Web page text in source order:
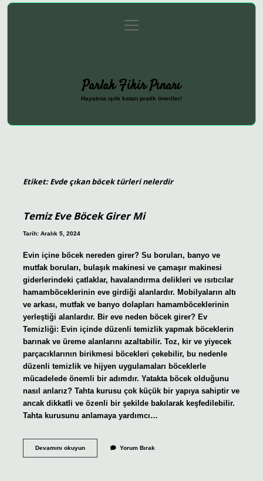
Gizlilik Politikası
menüyü
aç
Parlak Fikir Pınarı
Hayatına ışıltı katan pratik öneriler!
Etiket:Evde çıkan böcek türleri nelerdir
Temiz Eve Böcek Girer Mi
Tarih: Aralık 5, 2024
Evin içine böcek nereden girer? Su boruları, banyo ve
mutfak boruları, bulaşık makinesi ve çamaşır makinesi
giderlerindeki çatlaklar, havalandırma delikleri ve ısıtıcılar
hamamböceklerinin eve girdiği alanlardır. Mobilyaların altı
ve arkası, mutfak ve banyo dolapları hamamböceklerinin
yerleştiği alanlardır. Bir eve neden böcek girer? Ev
Temizliği: Evin içinde düzenli temizlik yapmak böceklerin
barınak ve üreme alanlarını azaltabilir. Toz, kir ve yiyecek
parçacıklarının birikmesi böcekleri çekebilir, bu nedenle
düzenli temizlik ve hijyen uygulamaları böceklerle
mücadelede önemli bir adımdır. Yatakta böcek olduğunu
nasıl anlarız? Tahta kurusu çok küçük bir yapıya sahiptir ve
ancak dikkatli ve özenli bir şekilde bakılarak keşfedilebilir.
Tahta kurusunu anlamaya yardımcı…
Devamını okuyunTemiz
Yorum Bırak